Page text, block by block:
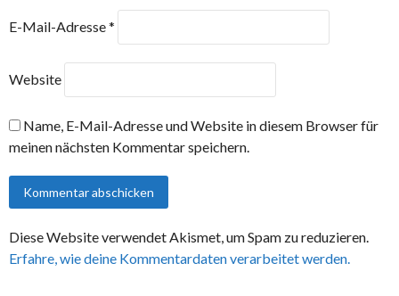
E-Mail-Adresse*
Website
Name, E-Mail-Adresse und Website in diesem Browser für
meinen nächsten Kommentar speichern.
Diese Website verwendet Akismet, um Spam zu reduzieren.
Erfahre, wie deine Kommentardaten verarbeitet werden.